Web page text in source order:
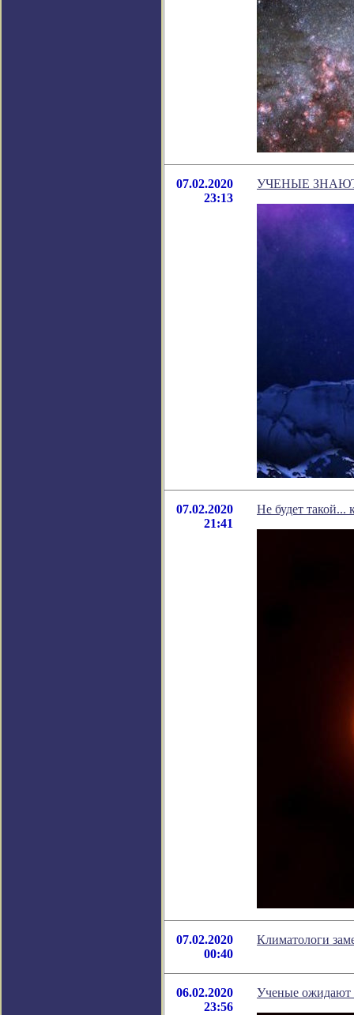
07.02.2020
23:13
УЧЕНЫЕ
07.02.2020
21:41
Не будет такой...
07.02.2020
00:40
Климатологи
06.02.2020
23:56
Ученые ожидают